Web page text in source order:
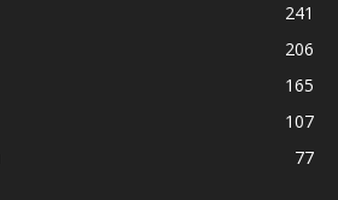
241
206
165
107
77